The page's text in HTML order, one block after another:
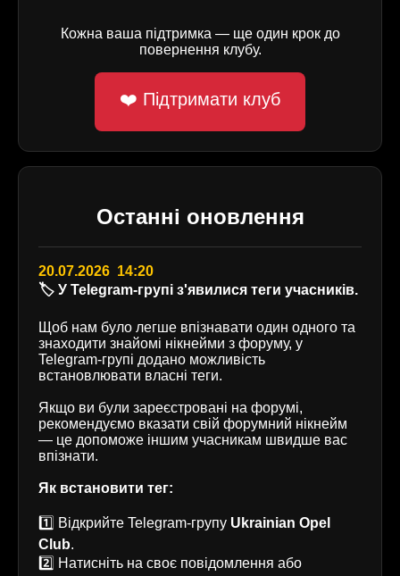
Кожна ваша підтримка — ще один крок до
повернення клубу.
❤️ Підтримати клуб
Останні оновлення
20.07.2026 14:20
🏷️ У Telegram-групі з'явилися теги учасників.
Щоб нам було легше впізнавати один одного та
знаходити знайомі нікнейми з форуму, у
Telegram-групі додано можливість
встановлювати власні теги.
Якщо ви були зареєстровані на форумі,
рекомендуємо вказати свій форумний нікнейм
— це допоможе іншим учасникам швидше вас
впізнати.
Як встановити тег:
1️⃣ Відкрийте Telegram-групу Ukrainian Opel
Club.
2️⃣ Натисніть на своє повідомлення або